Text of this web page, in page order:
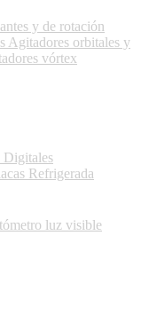
y de rotación
Agitadores orbitales y
vórtex
Digitales
Refrigerada
luz visible